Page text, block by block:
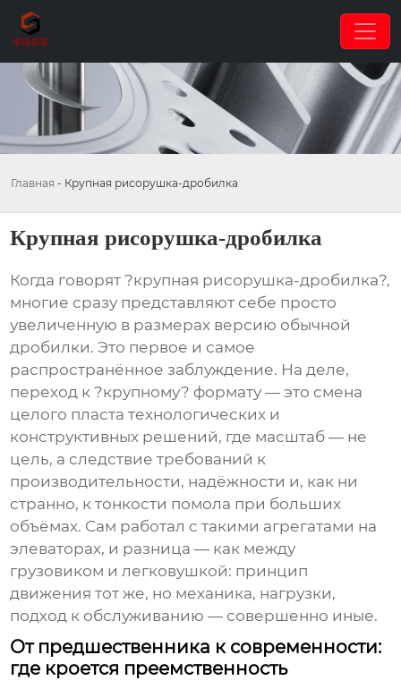
Главная - Крупная рисорушка-дробилка
Крупная рисорушка-дробилка
Когда говорят ?крупная рисорушка-дробилка?,
многие сразу представляют себе просто
увеличенную в размерах версию обычной
дробилки. Это первое и самое
распространённое заблуждение. На деле,
переход к ?крупному? формату — это смена
целого пласта технологических и
конструктивных решений, где масштаб — не
цель, а следствие требований к
производительности, надёжности и, как ни
странно, к тонкости помола при больших
объёмах. Сам работал с такими агрегатами на
элеваторах, и разница — как между
грузовиком и легковушкой: принцип
движения тот же, но механика, нагрузки,
подход к обслуживанию — совершенно иные.
От предшественника к современности:
где кроется преемственность